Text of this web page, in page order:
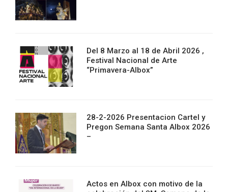
Del 8 Marzo al 18 de Abril 2026 ,
Festival Nacional de Arte
“Primavera-Albox”
28-2-2026 Presentacion Cartel y
Pregon Semana Santa Albox 2026
–
Actos en Albox con motivo de la